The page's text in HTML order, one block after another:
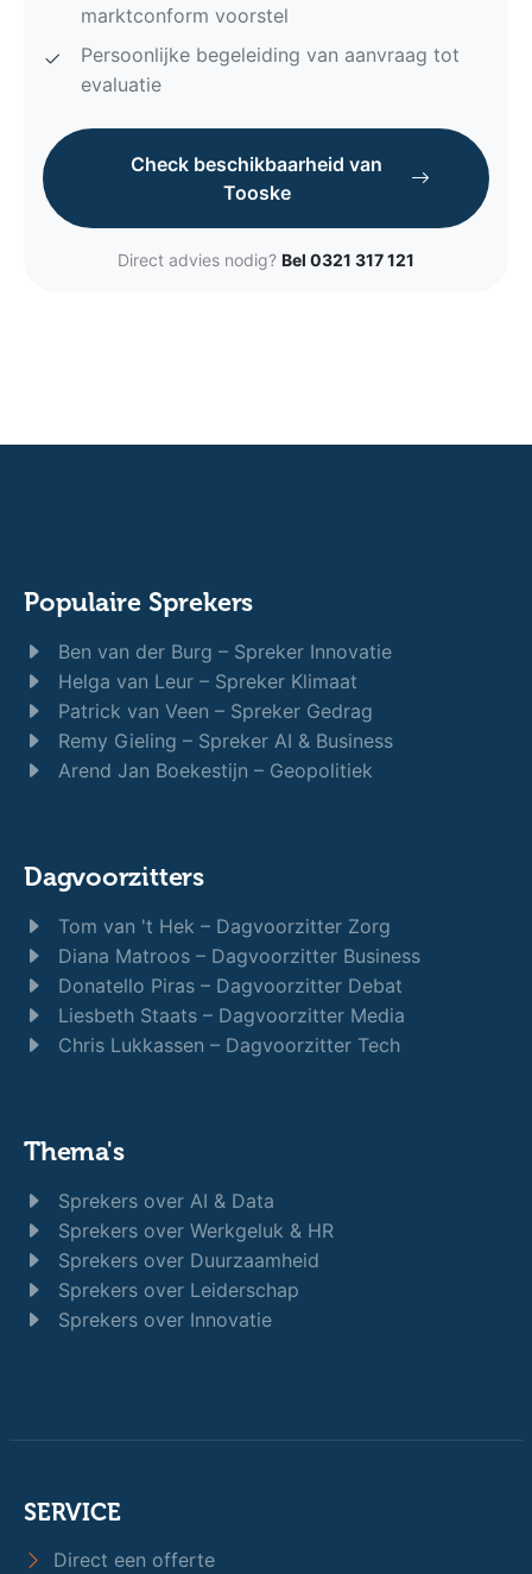
marktconform voorstel
Persoonlijke begeleiding van aanvraag tot
evaluatie
Check beschikbaarheid van
Tooske
Direct advies nodig? Bel 0321 317 121
Populaire Sprekers
Ben van der Burg – Spreker Innovatie
Helga van Leur – Spreker Klimaat
Patrick van Veen – Spreker Gedrag
Remy Gieling – Spreker AI & Business
Arend Jan Boekestijn – Geopolitiek
Dagvoorzitters
Tom van 't Hek – Dagvoorzitter Zorg
Diana Matroos – Dagvoorzitter Business
Donatello Piras – Dagvoorzitter Debat
Liesbeth Staats – Dagvoorzitter Media
Chris Lukkassen – Dagvoorzitter Tech
Thema's
Sprekers over AI & Data
Sprekers over Werkgeluk & HR
Sprekers over Duurzaamheid
Sprekers over Leiderschap
Sprekers over Innovatie
SERVICE
Direct een offerte